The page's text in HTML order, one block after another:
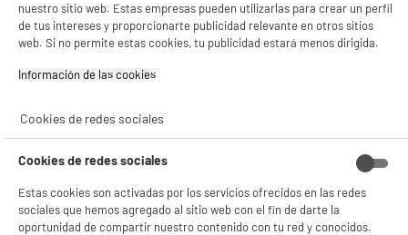
4.4/5(5)
compare_product
ELECTROCHOLLOS
Plancha vapor CALOR FV2C40C0 VIRTUO 30
Flujo de vapor (g / min) : 27 g/min
19€90
nuestro sitio web. Estas empresas pueden utilizarlas para crear un perfil
de tus intereses y proporcionarte publicidad relevante en otros sitios
web. Si no permite estas cookies, tu publicidad estará menos dirigida.
Información de las cookies‎
Cookies de redes sociales
Cookies de redes sociales
Estas cookies son activadas por los servicios ofrecidos en las redes
sociales que hemos agregado al sitio web con el fin de darte la
oportunidad de compartir nuestro contenido con tu red y conocidos.